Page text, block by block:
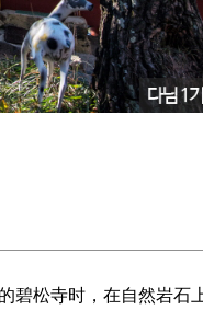
碧松寺时，在自然岩石